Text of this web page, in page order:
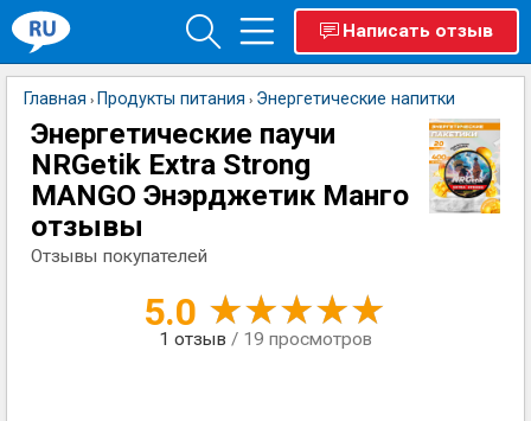
Написать отзыв
Главная › Продукты питания › Энергетические напитки
Энергетические паучи
NRGetik Extra Strong
MANGO Энэрджетик Манго
отзывы
Отзывы покупателей
5.0
1 отзыв / 19 просмотров